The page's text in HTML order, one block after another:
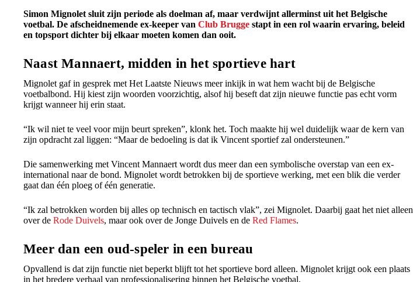
Simon Mignolet sluit zijn periode als doelman af, maar verdwijnt allerminst uit het Belgische
voetbal. De afscheidnemende ex-keeper van Club Brugge stapt in een rol waarin ervaring, beleid
en topsport dichter bij elkaar moeten komen dan ooit.
Naast Mannaert, midden in het sportieve hart
Mignolet gaf in gesprek met Het Laatste Nieuws meer inkijk in wat hem wacht bij de Belgische
voetbalbond. Hij kiest zijn woorden voorzichtig, alsof hij beseft dat zijn nieuwe functie pas echt vorm
krijgt wanneer hij erin staat.
“Ik wil niet te veel voor mijn beurt spreken”, klonk het. Toch maakte hij wel duidelijk waar de kern van
zijn opdracht zal liggen: “Maar de bedoeling is dat ik Vincent sportief zal ondersteunen.”
Die samenwerking met Vincent Mannaert wordt dus meer dan een symbolische overstap van een ex-
international naar de bond. Mignolet wordt betrokken bij de sportieve werking, met een blik die verder
gaat dan één ploeg of één generatie.
“Ik zal betrokken worden bij alles op technisch en tactisch vlak”, zei Mignolet. Daarbij gaat het niet alleen
over de Rode Duivels, maar ook over de Jonge Duivels en de Red Flames.
Meer dan een oud-speler in een bureau
Opvallend is dat zijn functie niet beperkt blijft tot het sportieve bord alleen. Mignolet krijgt ook een plaats
in het bredere verhaal van professionalisering binnen het Belgische voetbal.